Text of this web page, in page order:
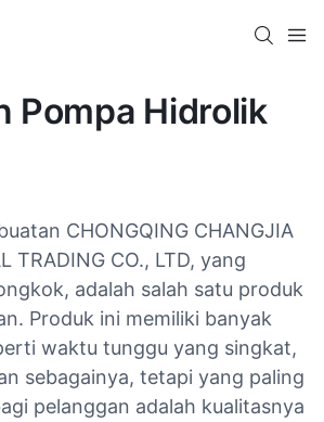
Pompa Hidrolik
CHONGQING CHANGJIA
TRADING CO., LTD, yang
adalah salah satu produk
Produk ini memiliki banyak
waktu tunggu yang singkat,
sebagainya, tetapi yang paling
pelanggan adalah kualitasnya